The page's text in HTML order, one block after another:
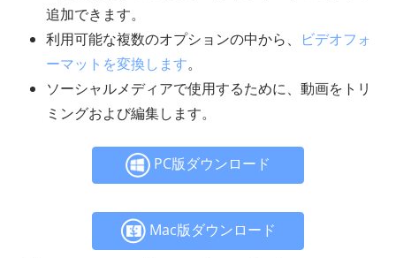
追加できます。
利用可能な複数のオプションの中から、
ビデオフォ
ーマットを変換します。
ソーシャルメディアで使用するために、動画をトリ
ミングおよび編集します。
PC版ダウンロード
Mac版ダウンロード